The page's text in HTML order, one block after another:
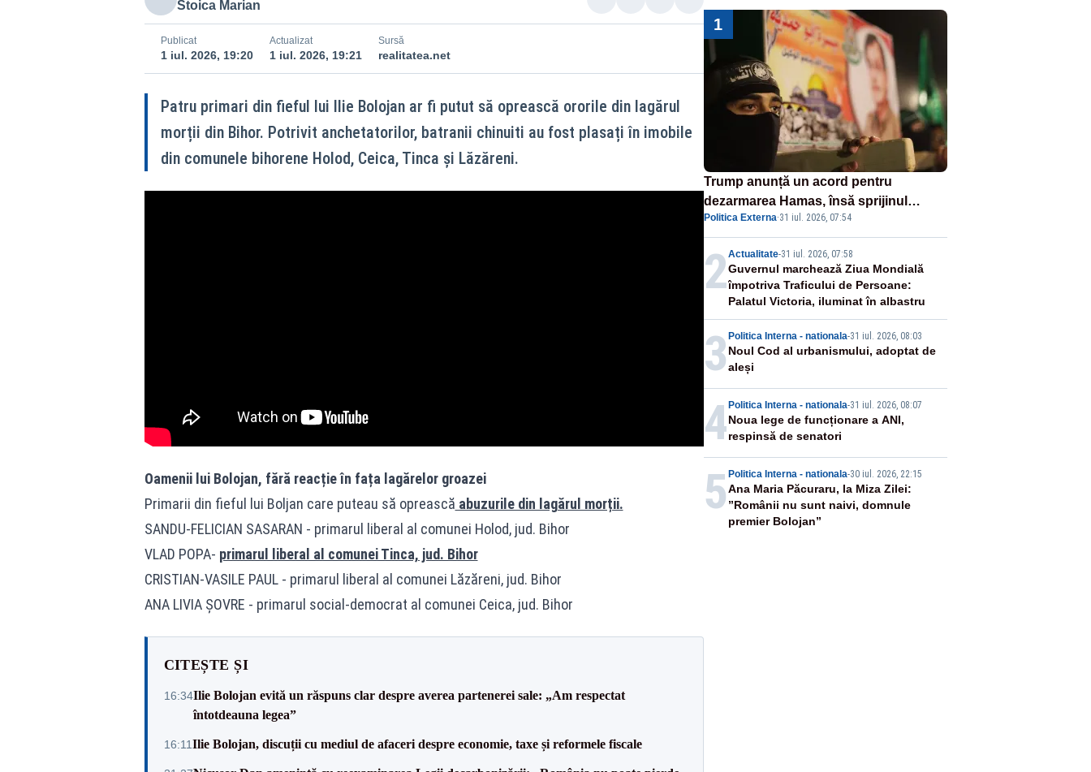
Stoica Marian
Publicat
1 iul. 2026, 19:20
Actualizat
1 iul. 2026, 19:21
Sursă
realitatea.net
Patru primari din fieful lui Ilie Bolojan ar fi putut să oprească ororile din lagărul
morții din Bihor. Potrivit anchetatorilor, batranii chinuiti au fost plasați în imobile
din comunele bihorene Holod, Ceica, Tinca și Lăzăreni.
Oamenii lui Bolojan, fără reacție în fața lagărelor groazei
Primarii din fieful lui Boljan care puteau să oprească abuzurile din lagărul morții.
SANDU-FELICIAN SASARAN - primarul liberal al comunei Holod, jud. Bihor
VLAD POPA- primarul liberal al comunei Tinca, jud. Bihor
CRISTIAN-VASILE PAUL - primarul liberal al comunei Lăzăreni, jud. Bihor
ANA LIVIA ȘOVRE - primarul social-democrat al comunei Ceica, jud. Bihor
CITEȘTE ȘI
16:34Ilie Bolojan evită un răspuns clar despre averea partenerei sale: „Am respectat
întotdeauna legea”
16:11Ilie Bolojan, discuții cu mediul de afaceri despre economie, taxe și reformele fiscale
1
Trump anunță un acord pentru
dezarmarea Hamas, însă sprijinul
Israelului rămâne incert
Politica Externa·31 iul. 2026, 07:54
2Actualitate-31 iul. 2026, 07:58
Guvernul marchează Ziua Mondială
împotriva Traficului de Persoane:
Palatul Victoria, iluminat în albastru
3 Politica Interna - nationala-31 iul. 2026, 08:03
Noul Cod al urbanismului, adoptat de
aleși
4Politica Interna - nationala-31 iul. 2026, 08:07
Noua lege de funcționare a ANI,
respinsă de senatori
5 Politica Interna - nationala-30 iul. 2026, 22:15
Ana Maria Păcuraru, la Miza Zilei:
”Românii nu sunt naivi, domnule
premier Bolojan”